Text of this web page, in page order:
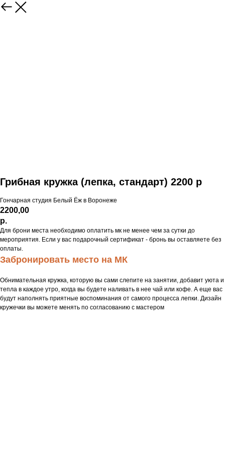
Грибная кружка (лепка, стандарт) 2200 р
Гончарная студия Белый Ёж в Воронеже
2200,00
р.
Для брони места необходимо оплатить мк не менее чем за сутки до
мероприятия. Если у вас подарочный сертификат - бронь вы оставляете без
оплаты.
Забронировать место на МК
Обнимательная кружка, которую вы сами слепите на занятии, добавит уюта и
тепла в каждое утро, когда вы будете наливать в нее чай или кофе. А еще вас
будут наполнять приятные воспоминания от самого процесса лепки. Дизайн
кружечки вы можете менять по согласованию с мастером